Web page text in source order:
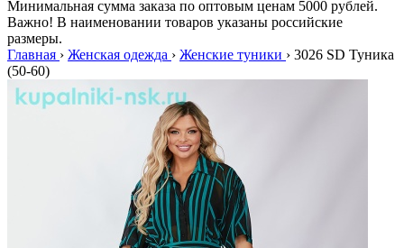
Минимальная сумма заказа по оптовым ценам 5000 рублей.
Важно! В наименовании товаров указаны российские
размеры.
Главная › Женская одежда › Женские туники › 3026 SD Туника
(50-60)